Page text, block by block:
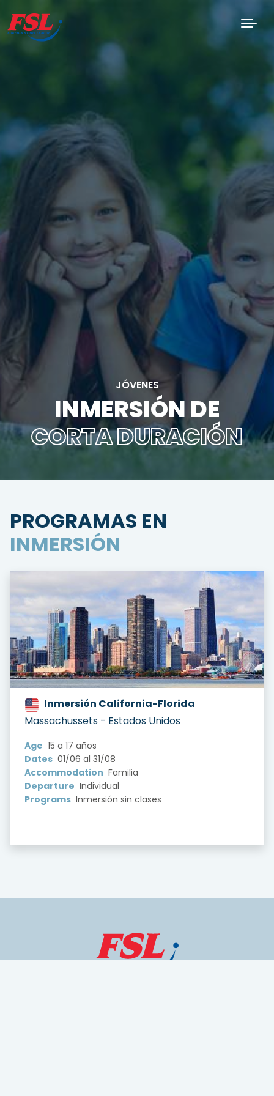
Skip to Main Content
JÓVENES
INMERSIÓN DE
CORTA DURACIÓN
PROGRAMAS EN
INMERSIÓN
?version=1.0&t=1722874953497
Inmersión California-Florida
Massachussets - Estados Unidos
Age 15 a 17 años
Dates 01/06 al 31/08
Accommodation Familia
Departure Individual
Programs Inmersión sin clases